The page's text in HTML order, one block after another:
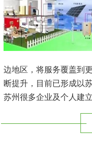
边地区，将服务覆盖到
断提升，目前已形成以
苏州很多企业及个人建
与时俱进，树立良好的